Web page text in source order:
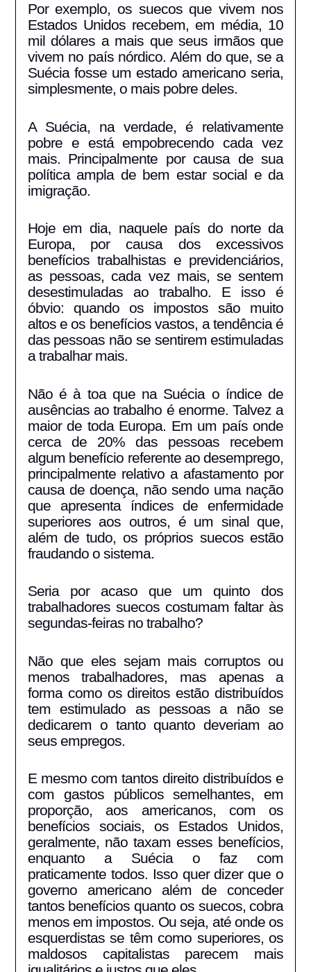
Por exemplo, os suecos que vivem nos
Estados Unidos recebem, em média, 10
mil dólares a mais que seus irmãos que
vivem no país nórdico. Além do que, se a
Suécia fosse um estado americano seria,
simplesmente, o mais pobre deles.
A Suécia, na verdade, é relativamente
pobre e está empobrecendo cada vez
mais. Principalmente por causa de sua
política ampla de bem estar social e da
imigração.
Hoje em dia, naquele país do norte da
Europa, por causa dos excessivos
benefícios trabalhistas e previdenciários,
as pessoas, cada vez mais, se sentem
desestimuladas ao trabalho. E isso é
óbvio: quando os impostos são muito
altos e os benefícios vastos, a tendência é
das pessoas não se sentirem estimuladas
a trabalhar mais.
Não é à toa que na Suécia o índice de
ausências ao trabalho é enorme. Talvez a
maior de toda Europa. Em um país onde
cerca de 20% das pessoas recebem
algum benefício referente ao desemprego,
principalmente relativo a afastamento por
causa de doença, não sendo uma nação
que apresenta índices de enfermidade
superiores aos outros, é um sinal que,
além de tudo, os próprios suecos estão
fraudando o sistema.
Seria por acaso que um quinto dos
trabalhadores suecos costumam faltar às
segundas-feiras no trabalho?
Não que eles sejam mais corruptos ou
menos trabalhadores, mas apenas a
forma como os direitos estão distribuídos
tem estimulado as pessoas a não se
dedicarem o tanto quanto deveriam ao
seus empregos.
E mesmo com tantos direito distribuídos e
com gastos públicos semelhantes, em
proporção, aos americanos, com os
benefícios sociais, os Estados Unidos,
geralmente, não taxam esses benefícios,
enquanto a Suécia o faz com
praticamente todos. Isso quer dizer que o
governo americano além de conceder
tantos benefícios quanto os suecos, cobra
menos em impostos. Ou seja, até onde os
esquerdistas se têm como superiores, os
maldosos capitalistas parecem mais